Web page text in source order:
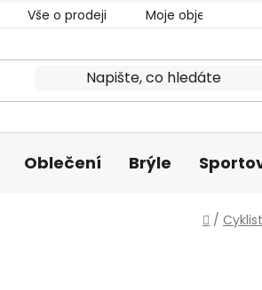
Vše o prodeji Moje objednávka
Oblečení Brýle
Domů
/